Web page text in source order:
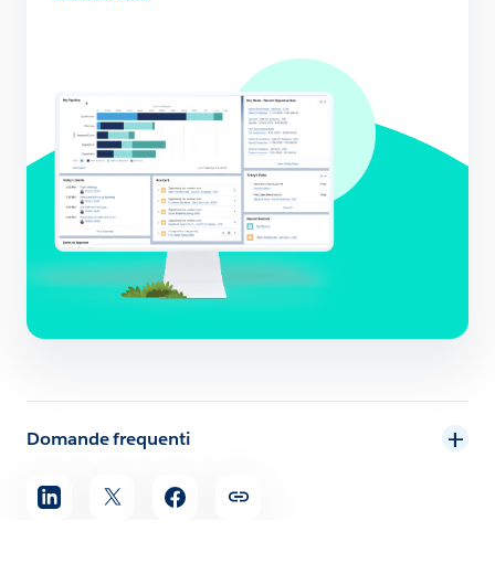
Domande frequenti
Condividi
l'articolo